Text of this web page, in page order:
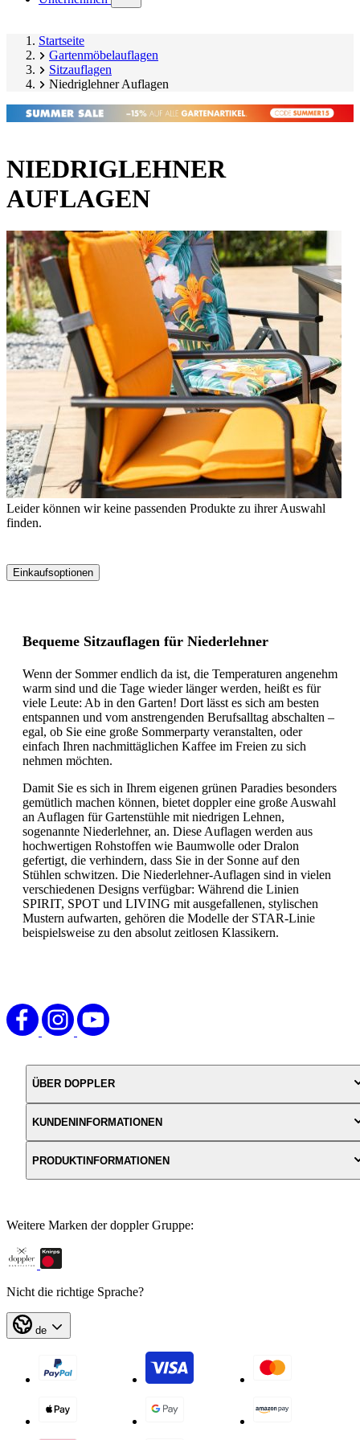
submenu)
Startseite
Gartenmöbelauflagen
Sitzauflagen
Niedriglehner Auflagen
NIEDRIGLEHNER
AUFLAGEN
Einkaufsoptionen
Leider können wir keine passenden Produkte zu ihrer Auswahl
finden.
Bequeme Sitzauflagen für Niederlehner
Wenn der Sommer endlich da ist, die Temperaturen angenehm
warm sind und die Tage wieder länger werden, heißt es für
viele Leute: Ab in den Garten! Dort lässt es sich am besten
entspannen und vom anstrengenden Berufsalltag abschalten –
egal, ob Sie eine große Sommerparty veranstalten, oder
einfach Ihren nachmittäglichen Kaffee im Freien zu sich
nehmen möchten.
Damit Sie es sich in Ihrem eigenen grünen Paradies besonders
gemütlich machen können, bietet doppler eine große Auswahl
an Auflagen für Gartenstühle mit niedrigen Lehnen,
sogenannte Niederlehner, an. Diese Auflagen werden aus
hochwertigen Rohstoffen wie Baumwolle oder Dralon
gefertigt, die verhindern, dass Sie in der Sonne auf den
Stühlen schwitzen. Die Niederlehner-Auflagen sind in vielen
verschiedenen Designs verfügbar: Während die Linien
SPIRIT, SPOT und LIVING mit ausgefallenen, stylischen
Mustern aufwarten, gehören die Modelle der STAR-Linie
beispielsweise zu den absolut zeitlosen Klassikern.
ÜBER DOPPLER
KUNDENINFORMATIONEN
PRODUKTINFORMATIONEN
Weitere Marken der doppler Gruppe:
Nicht die richtige Sprache?
de